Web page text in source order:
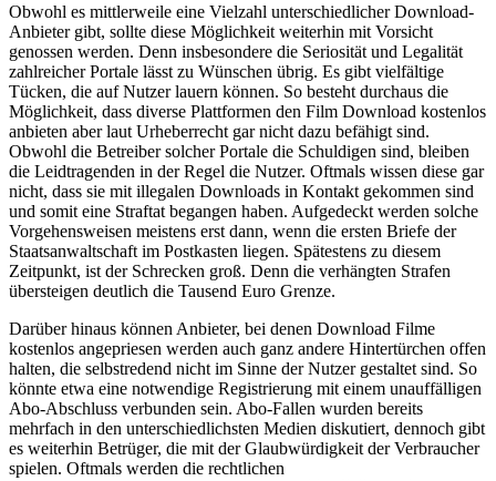
Obwohl es mittlerweile eine Vielzahl unterschiedlicher Download-
Anbieter gibt, sollte diese Möglichkeit weiterhin mit Vorsicht
genossen werden. Denn insbesondere die Seriosität und Legalität
zahlreicher Portale lässt zu Wünschen übrig. Es gibt vielfältige
Tücken, die auf Nutzer lauern können. So besteht durchaus die
Möglichkeit, dass diverse Plattformen den Film Download kostenlos
anbieten aber laut Urheberrecht gar nicht dazu befähigt sind.
Obwohl die Betreiber solcher Portale die Schuldigen sind, bleiben
die Leidtragenden in der Regel die Nutzer. Oftmals wissen diese gar
nicht, dass sie mit illegalen Downloads in Kontakt gekommen sind
und somit eine Straftat begangen haben. Aufgedeckt werden solche
Vorgehensweisen meistens erst dann, wenn die ersten Briefe der
Staatsanwaltschaft im Postkasten liegen. Spätestens zu diesem
Zeitpunkt, ist der Schrecken groß. Denn die verhängten Strafen
übersteigen deutlich die Tausend Euro Grenze.
Darüber hinaus können Anbieter, bei denen Download Filme
kostenlos angepriesen werden auch ganz andere Hintertürchen offen
halten, die selbstredend nicht im Sinne der Nutzer gestaltet sind. So
könnte etwa eine notwendige Registrierung mit einem unauffälligen
Abo-Abschluss verbunden sein. Abo-Fallen wurden bereits
mehrfach in den unterschiedlichsten Medien diskutiert, dennoch gibt
es weiterhin Betrüger, die mit der Glaubwürdigkeit der Verbraucher
spielen. Oftmals werden die rechtlichen